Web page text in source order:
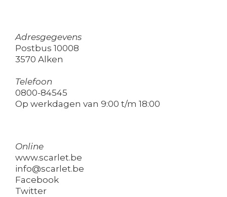
Adresgegevens
Postbus 10008
3570 Alken
Telefoon
0800-84545
Op werkdagen van 9:00 t/m 18:00
Online
www.scarlet.be
info@scarlet.be
Facebook
Twitter